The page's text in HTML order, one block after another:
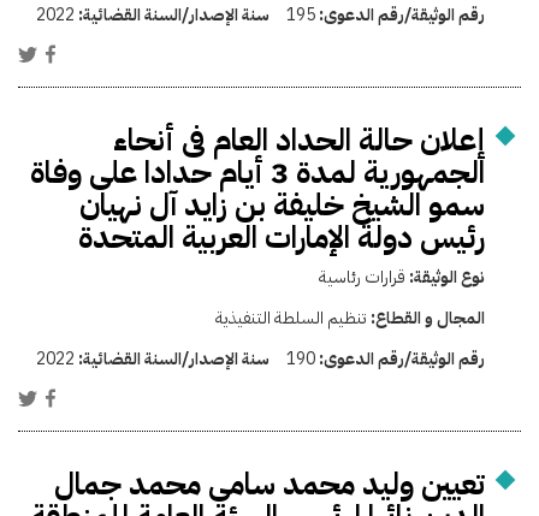
رقم الوثيقة/رقم الدعوى:195 سنة الإصدار/السنة القضائية: 2022
إعلان حالة الحداد العام فى أنحاء
الجمهورية لمدة 3 أيام حدادا على وفاة
سمو الشيخ خليفة بن زايد آل نهيان
رئيس دولة الإمارات العربية المتحدة
نوع الوثيقة: قرارات رئاسية
المجال و القطاع: تنظيم السلطة التنفيذية
رقم الوثيقة/رقم الدعوى:190 سنة الإصدار/السنة القضائية: 2022
تعيين وليد محمد سامى محمد جمال